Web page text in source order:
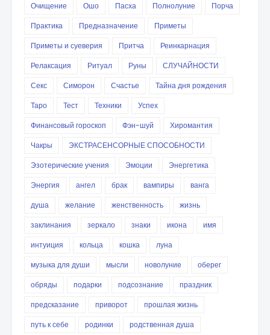
Очищение
Ошо Пасха Полнолуние
Порча
Практика
Предназначение
Приметы
Приметы и суеверия
Притча
Реинкарнация
Релаксация
Ритуал Руны
СЛУЧАЙНОСТИ
Секс
Симорон Счастье
Тайна дня рождения
Таро
Тест Техники
Успех
Финансовый гороскоп
Фэн-шуй
Хиромантия
Чакры
ЭКСТРАСЕНСОРНЫЕ СПОСОБНОСТИ
Эзотерические учения
Эмоции
Энергетика
Энергия
ангел брак вампиры
ванга
душа
желание женственность
жизнь
заклинания
зеркало знаки икона
имя
интуиция
кольца кошка
луна
музыка для души
мысли новолуние
оберег
обряды
подарки подсознание
праздник
предсказание
приворот
прошлая жизнь
путь к себе
родинки
родственная душа